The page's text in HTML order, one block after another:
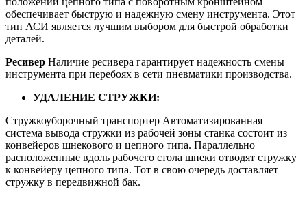
обеспечивает быструю и надежную смену инструмента. Этот
тип АСИ является лучшим выбором для быстрой обработки
деталей.
Ресивер Наличие ресивера гарантирует надежность смены
инструмента при перебоях в сети пневматики производства.
УДАЛЕНИЕ СТРУЖКИ:
Стружкоуборочный транспортер Автоматизированная
система вывода стружки из рабочей зоны станка состоит из
конвейеров шнекового и цепного типа. Параллельно
расположенные вдоль рабочего стола шнеки отводят стружку
к конвейеру цепного типа. Тот в свою очередь доставляет
стружку в передвижной бак.